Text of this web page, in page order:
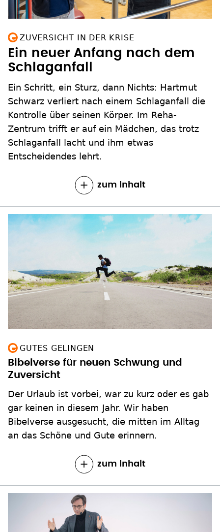
ZUVERSICHT IN DER KRISE
Ein neuer Anfang nach dem
Schlaganfall
Ein Schritt, ein Sturz, dann Nichts: Hartmut
Schwarz verliert nach einem Schlaganfall die
Kontrolle über seinen Körper. Im Reha-
Zentrum trifft er auf ein Mädchen, das trotz
Schlaganfall lacht und ihm etwas
Entscheidendes lehrt.
zum Inhalt
GUTES GELINGEN
Bibelverse für neuen Schwung und
Zuversicht
Der Urlaub ist vorbei, war zu kurz oder es gab
gar keinen in diesem Jahr. Wir haben
Bibelverse ausgesucht, die mitten im Alltag
an das Schöne und Gute erinnern.
zum Inhalt